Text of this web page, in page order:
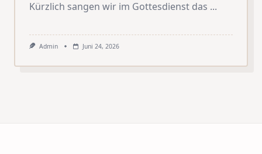
Kürzlich sangen wir im Gottesdienst das ...
Admin Juni 24, 2026